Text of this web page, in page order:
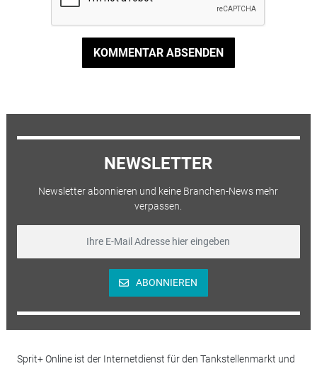
KOMMENTAR ABSENDEN
NEWSLETTER
Newsletter abonnieren und keine Branchen-News mehr
verpassen.
ABONNIEREN
Sprit+ Online ist der Internetdienst für den Tankstellenmarkt und